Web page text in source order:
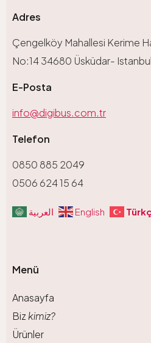
Adres
Çengelköy Mahallesi Kerime
No:14 34680 Üsküdar-
E-Posta
info@digibus.com.tr
Telefon
0850 885 2049
0506 624 15 64
العربية English
Menü
Anasayfa
Bizkimiz?
Ürünler